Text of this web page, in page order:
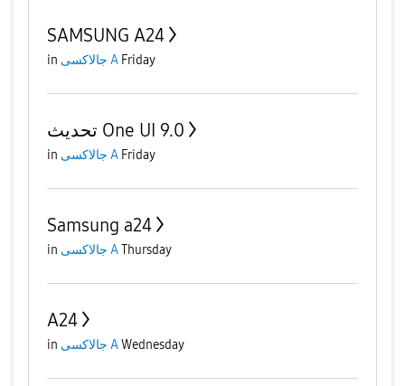
SAMSUNG A24
in جالاكسى A Friday
تحديث One UI 9.0
in جالاكسى A Friday
Samsung a24
in جالاكسى AThursday
A24
in جالاكسى AWednesday